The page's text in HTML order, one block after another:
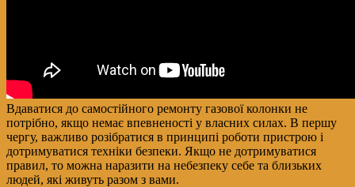
Вдаватися до самостійного ремонту газової колонки не
потрібно, якщо немає впевненості у власних силах. В першу
чергу, важливо розібратися в принципі роботи пристрою і
дотримуватися техніки безпеки. Якщо не дотримуватися
правил, то можна наразити на небезпеку себе та близьких
людей, які живуть разом з вами.